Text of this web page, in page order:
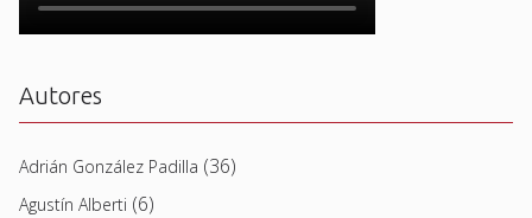
Autores
Adrián González Padilla (36)
Agustín Alberti (6)